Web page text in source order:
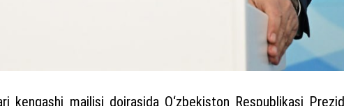
kengashi majlisi doirasida O‘zbekiston Respublikasi